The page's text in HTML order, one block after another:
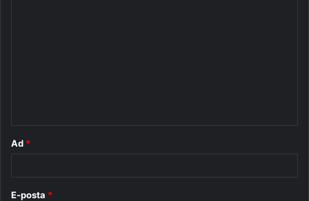
Ad *
E-posta *